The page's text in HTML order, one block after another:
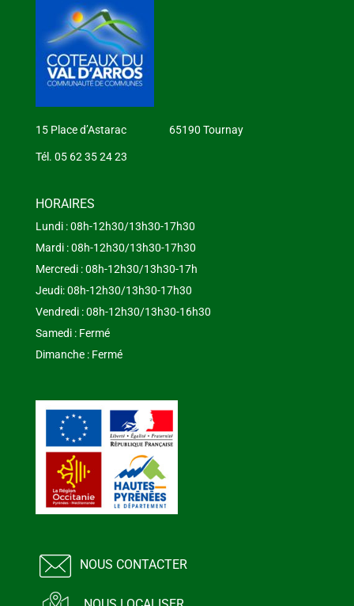
15 Place d’Astarac 65190 Tournay
Tél. 05 62 35 24 23
HORAIRES
Lundi : 08h-12h30/13h30-17h30
Mardi : 08h-12h30/13h30-17h30
Mercredi : 08h-12h30/13h30-17h
Jeudi: 08h-12h30/13h30-17h30
Vendredi : 08h-12h30/13h30-16h30
Samedi : Fermé
Dimanche : Fermé
NOUS CONTACTER